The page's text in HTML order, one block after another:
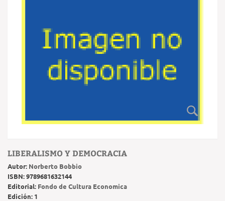
LIBERALISMO Y DEMOCRACIA
Autor: Norberto Bobbio
ISBN:9789681632144
Editorial: Fondo de Cultura Economica
Edición: 1